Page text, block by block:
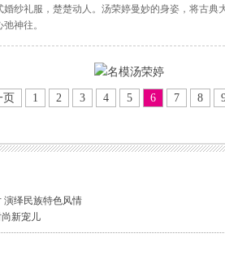
婚纱礼服，楚楚动人。汤荣婷曼妙的身姿，将古典
神往。
页 1 2 3 4 5 6 7 8
演绎民族特色风情
新宠儿